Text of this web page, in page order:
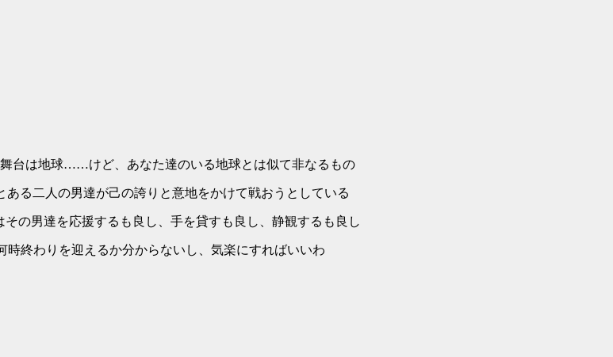
……けど、あなた達のいる地球とは似て非なるもの
男達が己の誇りと意地をかけて戦おうとしている
も良し、手を貸すも良し、静観するも良し
えるか分からないし、気楽にすればいいわ